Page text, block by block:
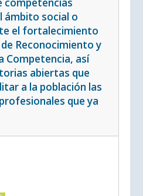
competencias
ámbito social o
el fortalecimiento
Reconocimiento y
Competencia, así
abiertas que
a la población las
que ya